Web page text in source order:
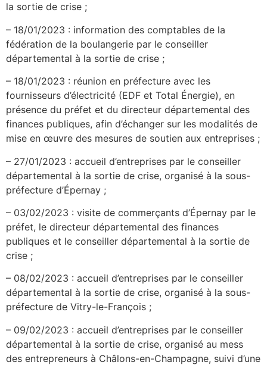
la sortie de crise ;
– 18/01/2023 : information des comptables de la
fédération de la boulangerie par le conseiller
départemental à la sortie de crise ;
– 18/01/2023 : réunion en préfecture avec les
fournisseurs d’électricité (EDF et Total Énergie), en
présence du préfet et du directeur départemental des
finances publiques, afin d’échanger sur les modalités de
mise en œuvre des mesures de soutien aux entreprises ;
– 27/01/2023 : accueil d’entreprises par le conseiller
départemental à la sortie de crise, organisé à la sous-
préfecture d’Épernay ;
– 03/02/2023 : visite de commerçants d’Épernay par le
préfet, le directeur départemental des finances
publiques et le conseiller départemental à la sortie de
crise ;
– 08/02/2023 : accueil d’entreprises par le conseiller
départemental à la sortie de crise, organisé à la sous-
préfecture de Vitry-le-François ;
– 09/02/2023 : accueil d’entreprises par le conseiller
départemental à la sortie de crise, organisé au mess
des entrepreneurs à Châlons-en-Champagne, suivi d’une